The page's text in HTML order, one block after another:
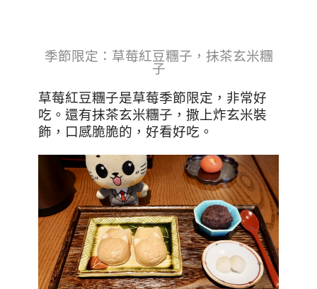
季節限定：草莓紅豆糰子，抹茶玄米糰
子
草莓紅豆糰子是草莓季節限定，非常好
吃。還有抹茶玄米糰子，撒上炸玄米裝
飾，口感脆脆的，好看好吃。